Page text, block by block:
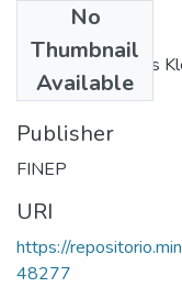
No
Thumbnail
Available
Authors
Lucia Maria Gomes
Publisher
FINEP
URI
https://
48277